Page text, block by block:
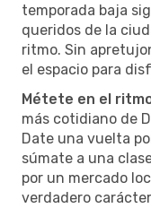
temporada baja
queridos de la
ritmo. Sin
el espacio para
Métete en el
más cotidiano de
Date una vuelta
súmate a una
por un mercado
verdadero